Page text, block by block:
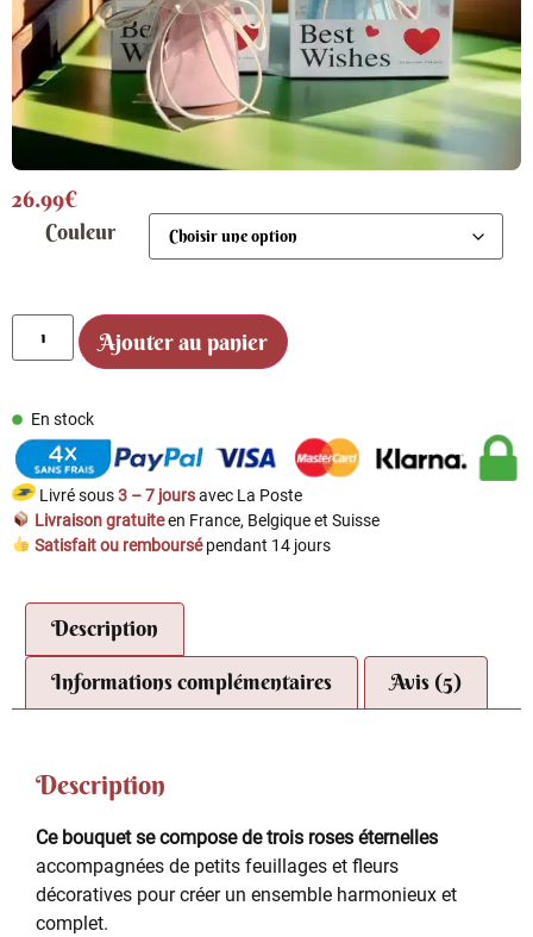
26.99€
Couleur
Ajouter au panier
En stock
Livré sous3 – 7 joursavec La Poste
Livraison gratuiteen France, Belgique et Suisse
Satisfait ou remboursépendant 14 jours
Description
Informations complémentaires Avis (5)
Description
Ce bouquet se compose de trois roses éternelles
accompagnées de petits feuillages et fleurs
décoratives pour créer un ensemble harmonieux et
complet.